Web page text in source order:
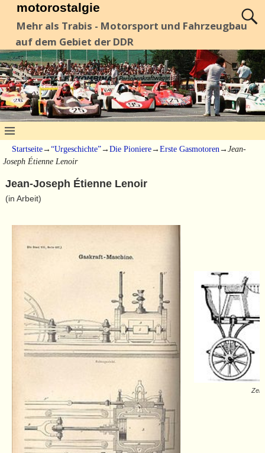
motorostalgie
Mehr als Trabis - Motorsport und Fahrzeugbau
auf dem Gebiet der DDR
Startseite→ “Urgeschichte”→ Die Pioniere→ Erste Gasmotoren → Jean-
Joseph Étienne Lenoir
Jean-Joseph Étienne Lenoir
(in Arbeit)